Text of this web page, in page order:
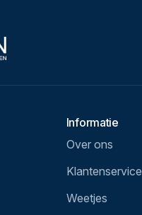
Informatie
Over ons
Klantenservice
Weetjes